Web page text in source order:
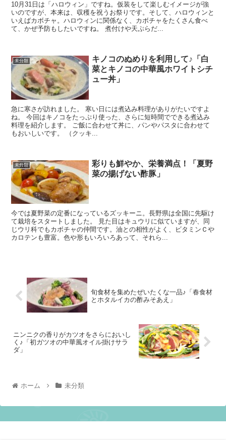
10月31日は「ハロウィン」ですね。仮装をして楽しむイメージが強
いのですが、本来は、収穫を祝うお祭りです。そして、ハロウィンと
いえばカボチャ。ハロウィンに関係なく、カボチャをたくさん食べ
て、かぜ予防もしたいですね。 煮付けや天ぷらだ...
未分類
キノコのぬめりを利用して♪「白
菜とキノコの中華風ホワイトシチ
ュー丼」
急に寒さが訪れました。 寒い日には煮込み料理がありがたいですよ
ね。 今回はキノコをたっぷり使った、さらに短時間でできる煮込み
料理を紹介します。 ご飯に合わせて丼に、パンやパスタに合わせて
もおいしいです。 （クッキ...
未分類
彩りも鮮やか、栄養満点！「夏野
菜の揚げない酢豚」
今では夏野菜の定番になっているズッキーニ。長野県は全国に先駆け
て栽培をスタートしました。 見た目はキュウリに似ていますが、同
じウリ科でもカボチャの仲間です。油との相性がよく、ビタミンＣや
カロテンも豊富。色や形もいろいろあって、それら...
旬食材を集めたぜいたくな一品♪「春食材
とホタルイカの酢みそあえ」
ニンニクの香りがカツオをさらにおいし
く♪「初ガツオの中華風オイル掛けサラ
ダ」
ホーム 未分類